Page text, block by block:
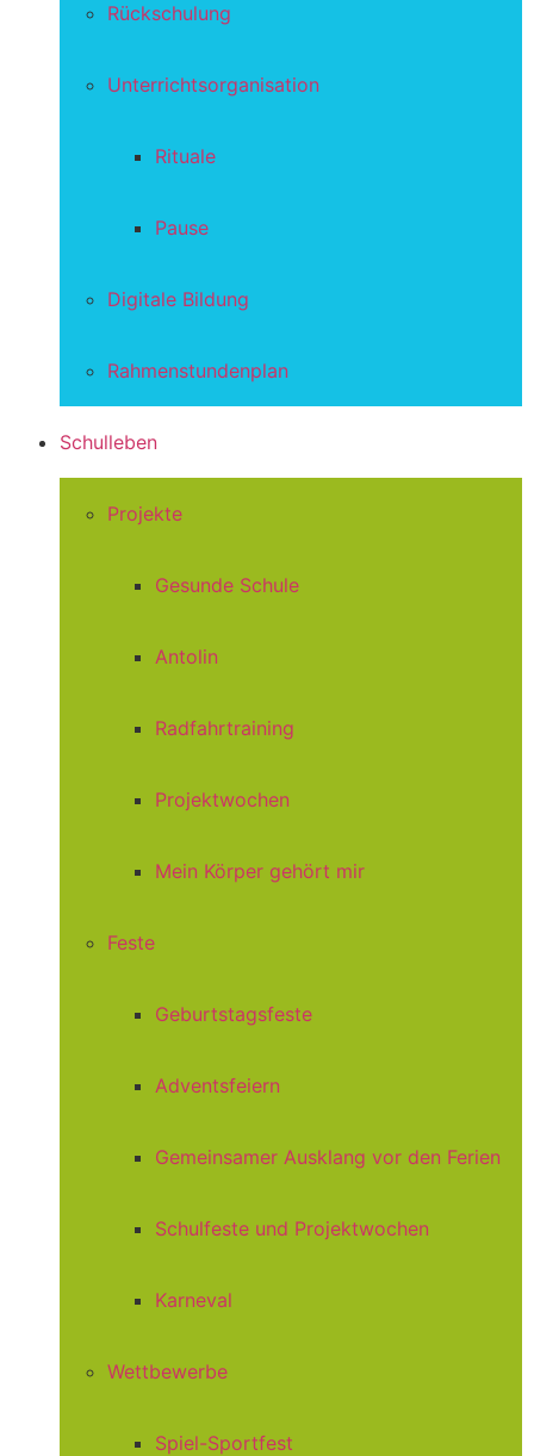
Rückschulung
Unterrichtsorganisation
Rituale
Pause
Digitale Bildung
Rahmenstundenplan
Schulleben
Projekte
Gesunde Schule
Antolin
Radfahrtraining
Projektwochen
Mein Körper gehört mir
Feste
Geburtstagsfeste
Adventsfeiern
Gemeinsamer Ausklang vor den Ferien
Schulfeste und Projektwochen
Karneval
Wettbewerbe
Spiel-Sportfest